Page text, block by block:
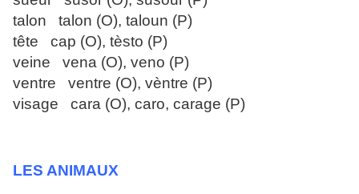
talon talon (O), taloun (P)
tête cap (O), tèsto (P)
veine vena (O), veno (P)
ventre ventre (O), vèntre (P)
visage cara (O), caro, carage (P)
LES ANIMAUX